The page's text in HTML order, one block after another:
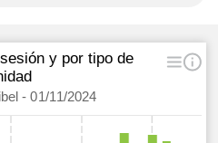
y por tipo de
- 01/11/2024